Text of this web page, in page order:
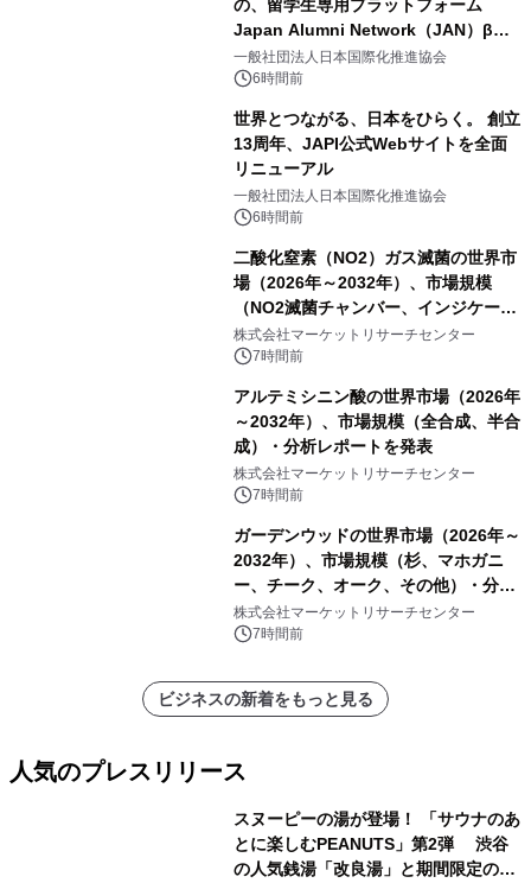
の、留学生専用プラットフォーム
Japan Alumni Network（JAN）β版
をリリース
一般社団法人日本国際化推進協会
6時間前
世界とつながる、日本をひらく。 創立
13周年、JAPI公式Webサイトを全面
リニューアル
一般社団法人日本国際化推進協会
6時間前
二酸化窒素（NO2）ガス滅菌の世界市
場（2026年～2032年）、市場規模
（NO2滅菌チャンバー、インジケータ
ーおよびモニタリングシステム、その
他）・分析レポートを発表
株式会社マーケットリサーチセンター
7時間前
アルテミシニン酸の世界市場（2026年
～2032年）、市場規模（全合成、半合
成）・分析レポートを発表
株式会社マーケットリサーチセンター
7時間前
ガーデンウッドの世界市場（2026年～
2032年）、市場規模（杉、マホガニ
ー、チーク、オーク、その他）・分析
レポートを発表
株式会社マーケットリサーチセンター
7時間前
ビジネスの新着をもっと見る
人気のプレスリリース
スヌーピーの湯が登場！ 「サウナのあ
とに楽しむPEANUTS」第2弾 渋谷
の人気銭湯「改良湯」と期間限定のコ